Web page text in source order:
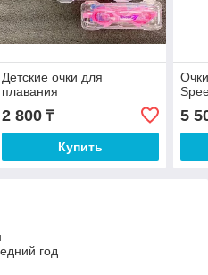
Детские очки для
плавания
2 800₸
Купить
5
год